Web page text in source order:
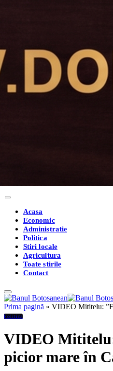
Acasa
Economic
Administratie
Politica
Stiri locale
Agricultura
Toate stirile
Contact
Prima pagină » VIDEO Mititelu: ”E
Politica
VIDEO
picior mare în